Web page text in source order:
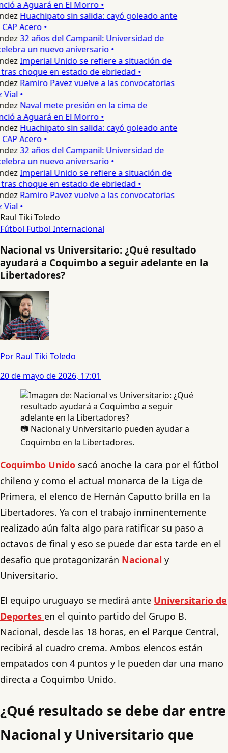
a Aguará en El Morro •
Huachipato sin salida: cayó goleado ante
Acero •
32 años del Campanil: Universidad de
un nuevo aniversario •
Imperial Unido se refiere a situación de
choque en estado de ebriedad •
Ramiro Pavez vuelve a las convocatorias
•
Naval mete presión en la cima de
a Aguará en El Morro •
Huachipato sin salida: cayó goleado ante
Acero •
32 años del Campanil: Universidad de
un nuevo aniversario •
Imperial Unido se refiere a situación de
choque en estado de ebriedad •
Ramiro Pavez vuelve a las convocatorias
•
Raul Tiki Toledo
Fútbol Futbol Internacional
Nacional vs Universitario: ¿Qué resultado
ayudará a Coquimbo a seguir adelante en la
Libertadores?
Por Raul Tiki Toledo
20 de mayo de 2026, 17:01
📷 Nacional y Universitario pueden ayudar a
Coquimbo en la Libertadores.
Coquimbo Unido sacó anoche la cara por el fútbol
chileno y como el actual monarca de la Liga de
Primera, el elenco de Hernán Caputto brilla en la
Libertadores. Ya con el trabajo inminentemente
realizado aún falta algo para ratificar su paso a
octavos de final y eso se puede dar esta tarde en el
desafío que protagonizarán Nacional y
Universitario.
El equipo uruguayo se medirá ante Universitario de
Deportes en el quinto partido del Grupo B.
Nacional, desde las 18 horas, en el Parque Central,
recibirá al cuadro crema. Ambos elencos están
empatados con 4 puntos y le pueden dar una mano
directa a Coquimbo Unido.
¿Qué resultado se debe dar entre
Nacional y Universitario que